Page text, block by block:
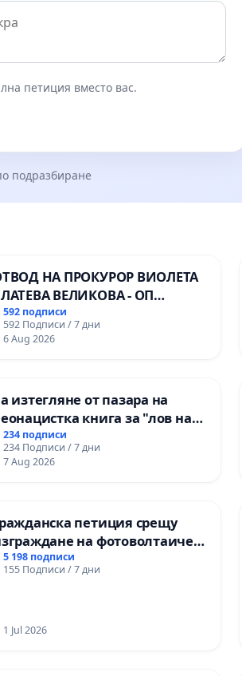
петиция вместо вас.
подразбиране
НА ПРОКУРОР ВИОЛЕТА
ВЕЛИКОВА - ОП
ДОБРИЧ
592 подписи
592 Подписи / 7 дни
6 Aug 2026
изтегляне от пазара на
книга за "лов на
педофили" с участието на деца
234 подписи
234 Подписи / 7 дни
7 Aug 2026
петиция срещу
на фотоволтаичен
парк в с.Прибой, общ. Радомир
5 198 подписи
155 Подписи / 7 дни
1 Jul 2026